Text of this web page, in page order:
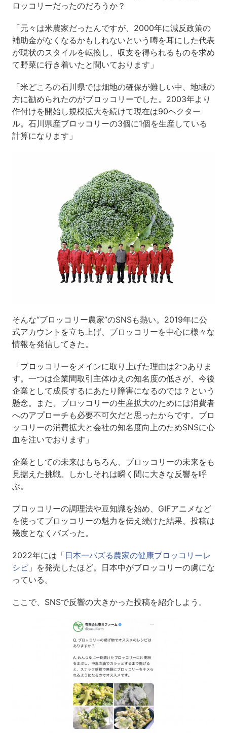
ロッコリーだったのだろうか？
「元々は米農家だったんですが、2000年に減反政策の
補助金がなくなるかもしれないという噂を耳にした代表
が現状のスタイルを転換し、収支を得られるものを求め
て野菜に行き着いたと聞いております」
「米どころの石川県では畑地の確保が難しい中、地域の
方に勧められたのがブロッコリーでした。2003年より
作付けを開始し規模拡大を続けて現在は90ヘクター
ル。石川県産ブロッコリーの3個に1個を生産している
計算になります」
そんな“ブロッコリー農家”のSNSも熱い。2019年に公
式アカウントを立ち上げ、ブロッコリーを中心に様々な
情報を発信してきた。
「ブロッコリーをメインに取り上げた理由は2つありま
す。一つは企業間取引主体ゆえの知名度の低さが、今後
企業として成長するにあたり障害になるのでは？という
懸念。また、ブロッコリーの生産拡大のためには消費者
へのアプローチも必要不可欠だと思ったからです。ブロ
ッコリーの消費拡大と会社の知名度向上のためSNSに心
血を注いでおります」
企業としての未来はもちろん、ブロッコリーの未来をも
見据えた挑戦。しかしそれは瞬く間に大きな反響を呼
ぶ。
ブロッコリーの調理法や豆知識を始め、GIFアニメなど
を使ってブロッコリーの魅力を伝え続けた結果、投稿は
幾度となくバズった。
2022年には「日本一バズる農家の健康ブロッコリーレ
シピ」を発売したほど。日本中がブロッコリーの虜にな
っている。
ここで、SNSで反響の大きかった投稿を紹介しよう。